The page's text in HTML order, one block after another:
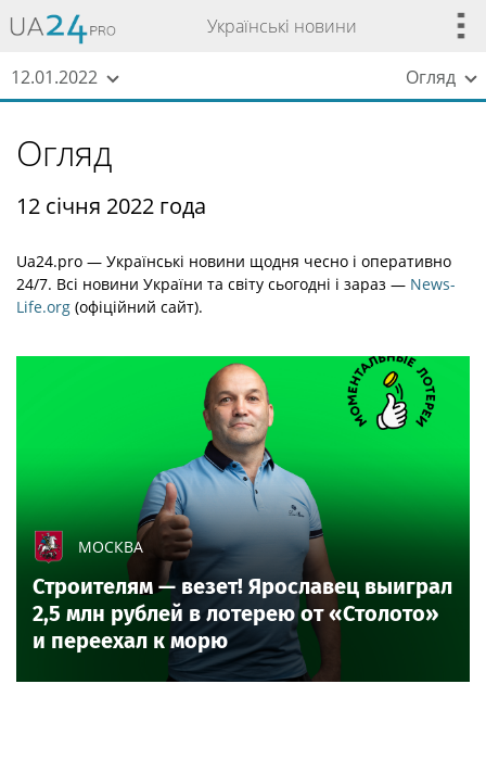
Українські новини
12.01.2022 Огляд
Огляд
12 січня 2022 года
Ua24.pro — Українські новини щодня чесно і оперативно
24/7. Всі новини України та світу сьогодні і зараз — News-
Life.org (офіційний сайт).
МОСКВА
Строителям — везет! Ярославец выиграл
2,5 млн рублей в лотерею от «Столото»
и переехал к морю